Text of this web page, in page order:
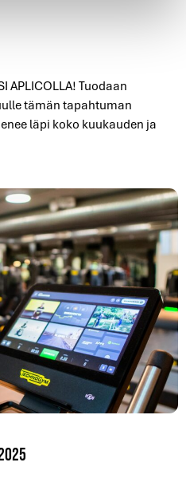
APLICOLLA! Tuodaan
tämän tapahtuman
läpi koko kuukauden ja